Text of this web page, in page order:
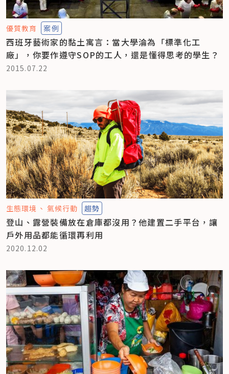
優質教育 案例
西班牙藝術家的黏土寓言：當大學淪為「標準化工
廠」，你要作遵守SOP的工人，還是懂得思考的學生？
2015.07.22
生態環境 氣候行動 趨勢
登山、露營裝備放在倉庫都沒用？他建置二手平台，讓
戶外用品都能循環再利用
2020.12.02